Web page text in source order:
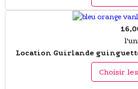
Location Guirlande guinguette
Choisir